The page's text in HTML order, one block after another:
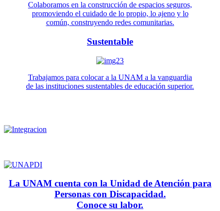
Colaboramos en la construcción de espacios seguros,
promoviendo el cuidado de lo propio, lo ajeno y lo
común, construyendo redes comunitarias.
Sustentable
Trabajamos para colocar a la UNAM a la vanguardia
de las instituciones sustentables de educación superior.
La UNAM cuenta con la Unidad de Atención para
Personas con Discapacidad.
Conoce su labor.